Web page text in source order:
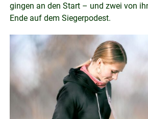
gingen an den Start – und zwei von
Ende auf dem Siegerpodest.